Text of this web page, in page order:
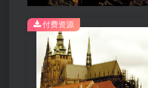
付费资源